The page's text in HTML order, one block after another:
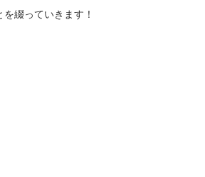
綴っていきます！